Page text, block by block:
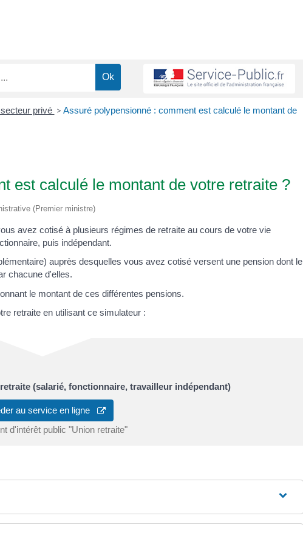
privé > Assuré polypensionné : comment est calculé le montant de
est calculé le montant de votre retraite ?
(Premier ministre)
avez cotisé à plusieurs régimes de retraite au cours de votre vie
puis indépendant.
auprès desquelles vous avez cotisé versent une pension dont le
chacune d'elles.
le montant de ces différentes pensions.
retraite en utilisant ce simulateur :
(salarié, fonctionnaire, travailleur indépendant)
au service en ligne
d'intérêt public "Union retraite"